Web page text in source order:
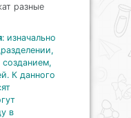
разные
: изначально
созданием,
К данного
в